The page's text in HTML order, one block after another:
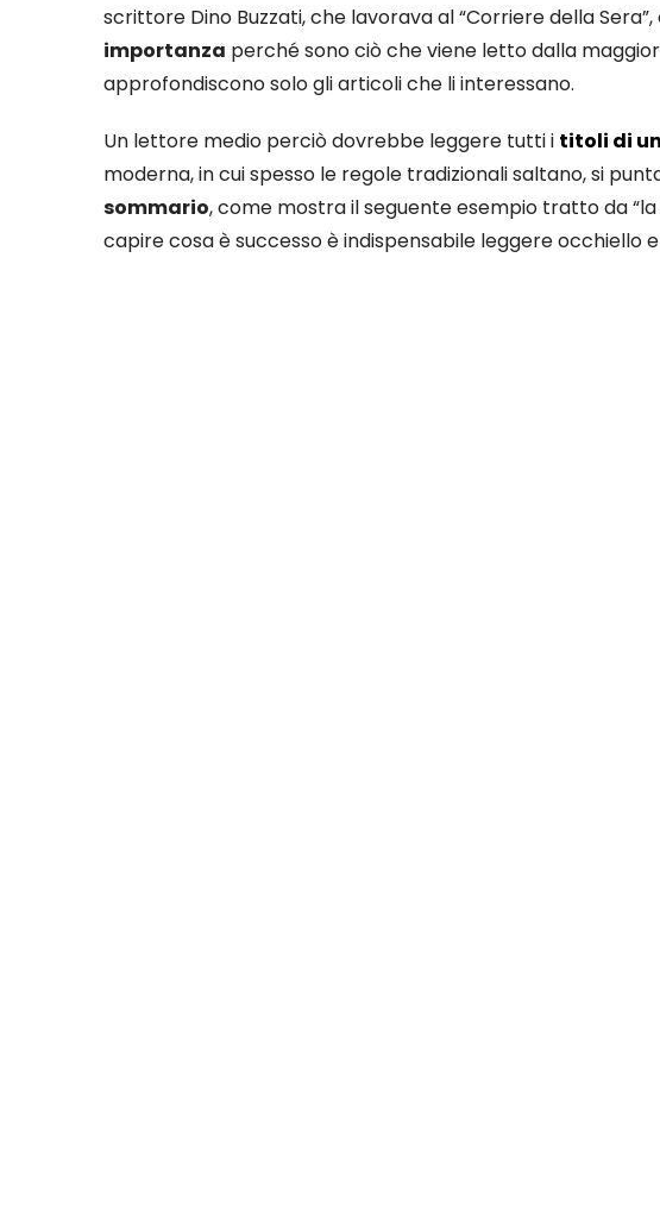
scrittore Dino Buzzati, che lavorava al “Corriere della
importanza perché sono ciò che viene letto dalla
approfondiscono solo gli articoli che li interessano.
Un lettore medio perciò dovrebbe leggere tutti i titoli di
moderna, in cui spesso le regole tradizionali saltano, si
sommario, come mostra il seguente esempio tratto da
capire cosa è successo è indispensabile leggere occhiello